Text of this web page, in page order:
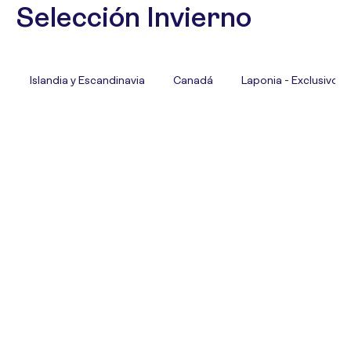
Selección Invierno
Islandia y Escandinavia Canadá Laponia - Exclusivo